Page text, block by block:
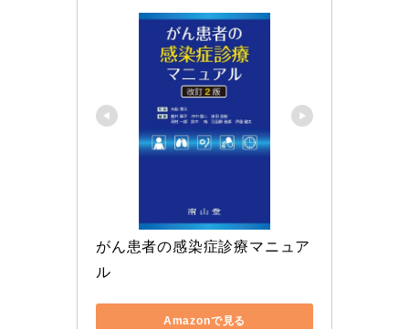
がん患者の感染症診療マニュア
ル
Amazonで見る